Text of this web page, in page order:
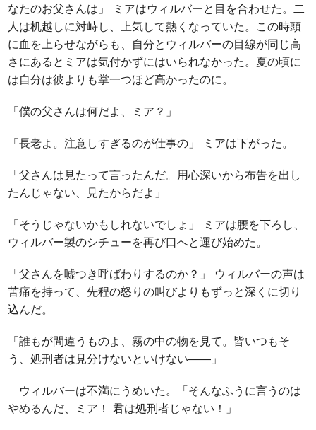
なたのお父さんは」 ミアはウィルバーと目を合わせた。二
人は机越しに対峙し、上気して熱くなっていた。この時頭
に血を上らせながらも、自分とウィルバーの目線が同じ高
さにあるとミアは気付かずにはいられなかった。夏の頃に
は自分は彼よりも掌一つほど高かったのに。
「僕の父さんは何だよ、ミア？」
「長老よ。注意しすぎるのが仕事の」 ミアは下がった。
「父さんは見たって言ったんだ。用心深いから布告を出し
たんじゃない、見たからだよ」
「そうじゃないかもしれないでしょ」 ミアは腰を下ろし、
ウィルバー製のシチューを再び口へと運び始めた。
「父さんを嘘つき呼ばわりするのか？」 ウィルバーの声は
苦痛を持って、先程の怒りの叫びよりもずっと深くに切り
込んだ。
「誰もが間違うものよ、霧の中の物を見て。皆いつもそ
う、処刑者は見分けないといけない――」
ウィルバーは不満にうめいた。「そんなふうに言うのは
やめるんだ、ミア！ 君は処刑者じゃない！」